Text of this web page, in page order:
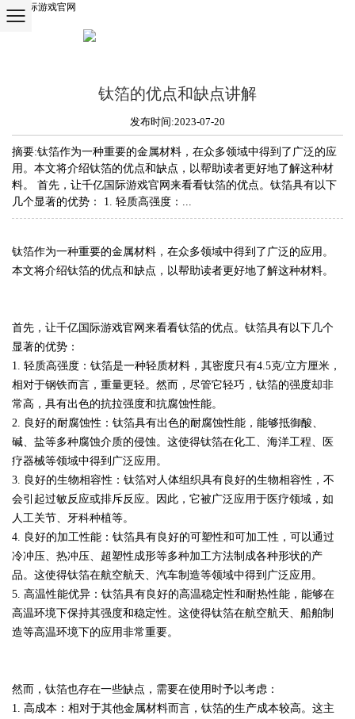
千亿国际游戏官网
钛箔的优点和缺点讲解
发布时间:2023-07-20
摘要:钛箔作为一种重要的金属材料，在众多领域中得到了广泛的应
用。本文将介绍钛箔的优点和缺点，以帮助读者更好地了解这种材
料。 首先，让千亿国际游戏官网来看看钛箔的优点。钛箔具有以下
几个显著的优势： 1. 轻质高强度：...
钛箔作为一种重要的金属材料，在众多领域中得到了广泛的应用。
本文将介绍钛箔的优点和缺点，以帮助读者更好地了解这种材料。
首先，让千亿国际游戏官网来看看钛箔的优点。钛箔具有以下几个
显著的优势：
1. 轻质高强度：钛箔是一种轻质材料，其密度只有4.5克/立方厘米，
相对于钢铁而言，重量更轻。然而，尽管它轻巧，钛箔的强度却非
常高，具有出色的抗拉强度和抗腐蚀性能。
2. 良好的耐腐蚀性：钛箔具有出色的耐腐蚀性能，能够抵御酸、
碱、盐等多种腐蚀介质的侵蚀。这使得钛箔在化工、海洋工程、医
疗器械等领域中得到广泛应用。
3. 良好的生物相容性：钛箔对人体组织具有良好的生物相容性，不
会引起过敏反应或排斥反应。因此，它被广泛应用于医疗领域，如
人工关节、牙科种植等。
4. 良好的加工性能：钛箔具有良好的可塑性和可加工性，可以通过
冷冲压、热冲压、超塑性成形等多种加工方法制成各种形状的产
品。这使得钛箔在航空航天、汽车制造等领域中得到广泛应用。
5. 高温性能优异：钛箔具有良好的高温稳定性和耐热性能，能够在
高温环境下保持其强度和稳定性。这使得钛箔在航空航天、船舶制
造等高温环境下的应用非常重要。
然而，钛箔也存在一些缺点，需要在使用时予以考虑：
1. 高成本：相对于其他金属材料而言，钛箔的生产成本较高。这主